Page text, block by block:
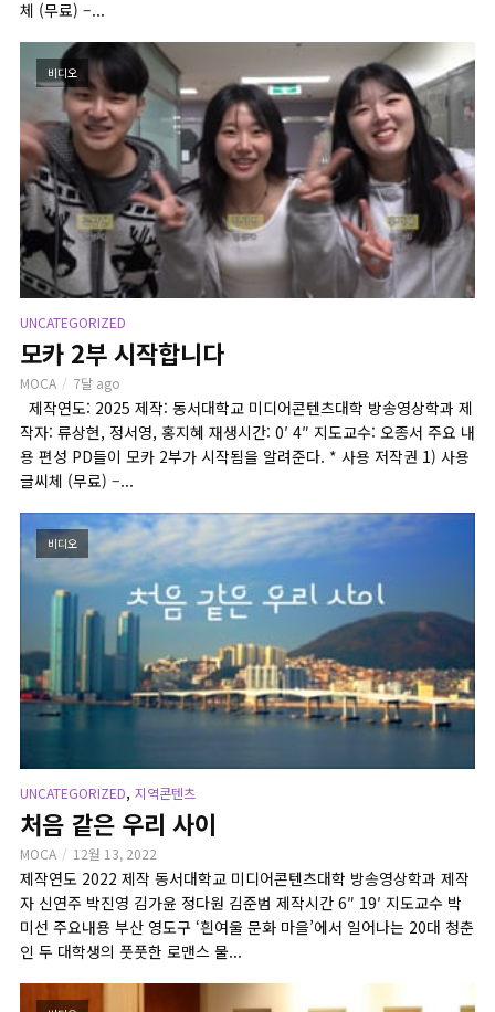
체 (무료) –...
비디오
UNCATEGORIZED
모카 2부 시작합니다
MOCA 7달 ago
제작연도: 2025 제작: 동서대학교 미디어콘텐츠대학 방송영상학과 제
작자: 류상현, 정서영, 홍지혜 재생시간: 0′ 4″ 지도교수: 오종서 주요 내
용 편성 PD들이 모카 2부가 시작됨을 알려준다. * 사용 저작권 1) 사용
글씨체 (무료) –...
비디오
UNCATEGORIZED, 지역콘텐츠
처음 같은 우리 사이
MOCA 12월 13, 2022
제작연도 2022 제작 동서대학교 미디어콘텐츠대학 방송영상학과 제작
자 신연주 박진영 김가윤 정다원 김준범 제작시간 6″ 19′ 지도교수 박
미선 주요내용 부산 영도구 ‘흰여울 문화 마을’에서 일어나는 20대 청춘
인 두 대학생의 풋풋한 로맨스 물...